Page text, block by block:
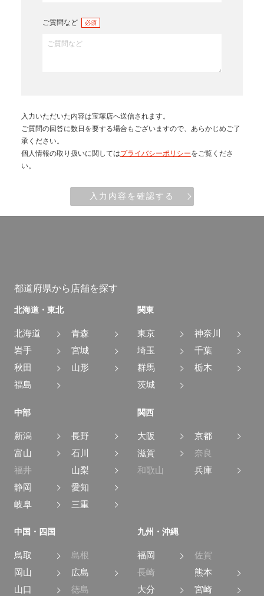
ご質問など 必須
入力いただいた内容は宝塚店へ送信されます。
ご質問の回答に数日を要する場合もございますので、あらかじめご了
承ください。
個人情報の取り扱いに関してはプライバシーポリシーをご覧くださ
い。
入力内容を確認する
都道府県から店舗を探す
北海道・東北
北海道
青森
岩手
宮城
秋田
山形
福島
関東
東京
神奈川
埼玉
千葉
群馬
栃木
茨城
中部
新潟
長野
富山
石川
福井
山梨
静岡
愛知
岐阜
三重
関西
大阪
京都
滋賀
奈良
和歌山
兵庫
中国・四国
鳥取
島根
岡山
広島
山口
徳島
九州・沖縄
福岡
佐賀
長崎
熊本
大分
宮崎